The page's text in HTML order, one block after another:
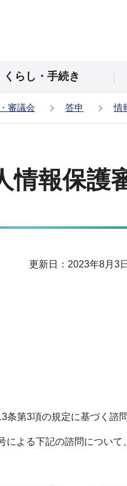
くらし・手続き
審議会 答申 情
情報保護
更新日：2023年8月3日
第3項の規定に基づく諮
よる下記の諮問について